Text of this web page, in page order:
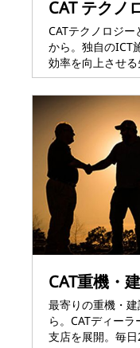
CAT テクノ
CATテクノロジ
から。独自のICT
効率を向上させる
CAT重機・
最寄りの重機・
ら。CATディー
支店を展開。毎